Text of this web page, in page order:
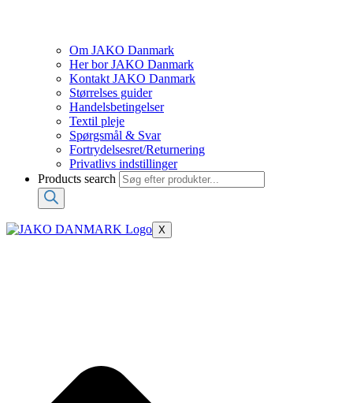
Om JAKO Danmark
Her bor JAKO Danmark
Kontakt JAKO Danmark
Størrelses guider
Handelsbetingelser
Textil pleje
Spørgsmål & Svar
Fortrydelsesret/Returnering
Privatlivs indstillinger
Products search
X